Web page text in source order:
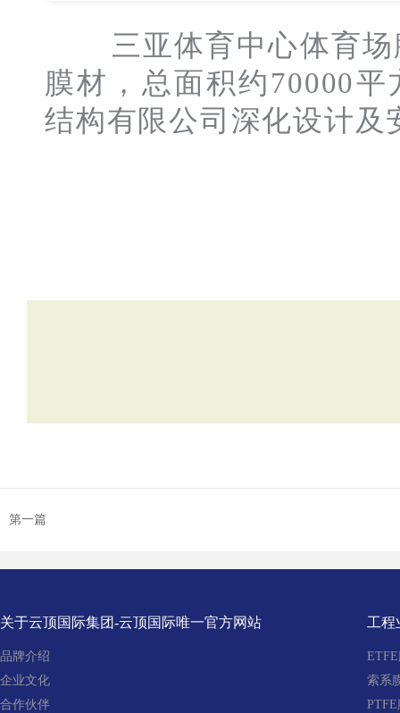
三亚体育中心体
膜材，总面积约70000平
结构有限公司深化设计及
第一篇
关于云顶国际集团-云顶国际唯一官方网站
品牌介绍
企业文化
合作伙伴
工程
索系